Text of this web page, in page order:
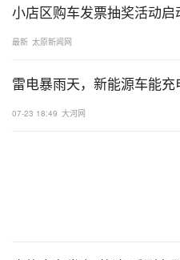
小店区购车发票抽奖活动启
最新 太原新闻网
雷电暴雨天，新能源车能
07-23 18:49 大河网